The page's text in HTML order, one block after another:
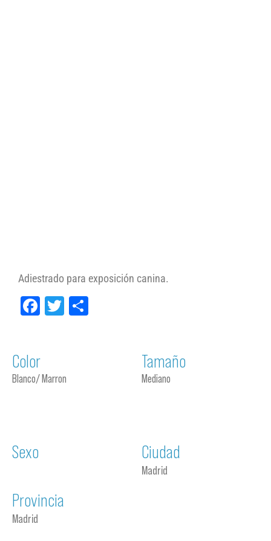
Adiestrado para exposición canina.
Facebook
Twitter
Color
Blanco/ Marron
Tamaño
Mediano
Sexo Ciudad
Madrid
Provincia
Madrid